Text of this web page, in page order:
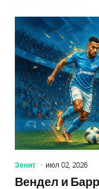
Зенит июл 02, 2026
Вендел и